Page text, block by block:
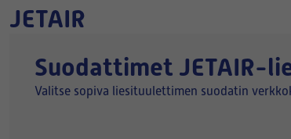
JETAIR
Suodattimet JETAIR-
Valitse sopiva liesituulettimen suodatin